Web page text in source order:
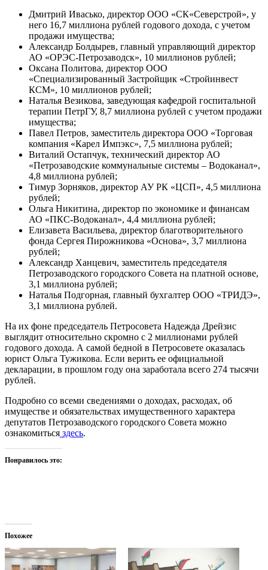
Дмитрий Ивасько, директор ООО «СК«Северстрой», у
него 16,7 миллиона рублей годового дохода, с учетом
продажи имущества;
Александр Болдырев, главный управляющий директор
АО «ОРЭС-Петрозаводск», 10 миллионов рублей;
Оксана Политова, директор ООО
«Специализированный Застройщик «Стройинвест
КСМ», 10 миллионов рублей;
Наталья Везикова, заведующая кафедрой госпитальной
терапии ПетрГУ, 8,7 миллиона рублей с учетом продажи
имущества;
Павел Петров, заместитель директора ООО «Торговая
компания «Карел Импэкс», 7,5 миллиона рублей;
Виталий Остапчук, технический директор АО
«Петрозаводские коммунальные системы – Водоканал»,
4,8 миллиона рублей;
Тимур Зорняков, директор АУ РК «ЦСП», 4,5 миллиона
рублей;
Ольга Никитина, директор по экономике и финансам
АО «ПКС-Водоканал», 4,4 миллиона рублей;
Елизавета Васильева, директор благотворительного
фонда Сергея Пирожникова «Основа», 3,7 миллиона
рублей;
Александр Ханцевич, заместитель председателя
Петрозаводского городского Совета на платной основе,
3,1 миллиона рублей;
Наталья Подгорная, главный бухгалтер ООО «ТРИДЭ»,
3,1 миллиона рублей.
На их фоне председатель Петросовета Надежда Дрейзис
выглядит относительно скромно с 2 миллионами рублей
годового дохода. А самой бедной в Петросовете оказалась
юрист Ольга Тужикова. Если верить ее официальной
декларации, в прошлом году она заработала всего 274 тысячи
рублей.
Подробно со всеми сведениями о доходах, расходах, об
имуществе и обязательствах имущественного характера
депутатов Петрозаводского городского Совета можно
ознакомиться здесь.
Понравилось это:
Похожее